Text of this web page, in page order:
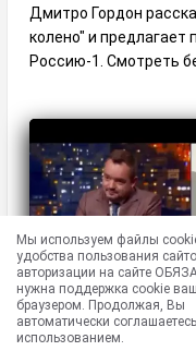
Дмитро Гордон
колено" и предлагает
Россию-1. Смотреть
«ГОРДОН»
Мы используем файлы
удобства пользования
авторизации на сайте
нужна поддержка cookie
браузером. Продолжая, Вы
автоматически
использованием.